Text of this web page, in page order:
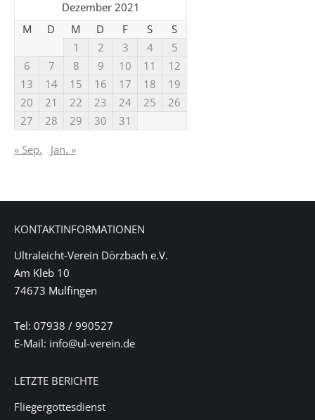
Dezember 2021
M
D M D F S
S
1
2 3 4
5
6
7 8 9 10 11
12
13
14 15 16 17 18
19
20
21 22 23 24 25
26
27
28 29 30 31
« Sep. Jan. »
KONTAKTINFORMATIONEN
Ultraleicht-Verein Dörzbach e.V.
Am Kleb 10
74673 Mulfingen
Tel: 07938 / 990527
E-Mail: info@ul-verein.de
LETZTE BERICHTE
Fliegergottesdienst